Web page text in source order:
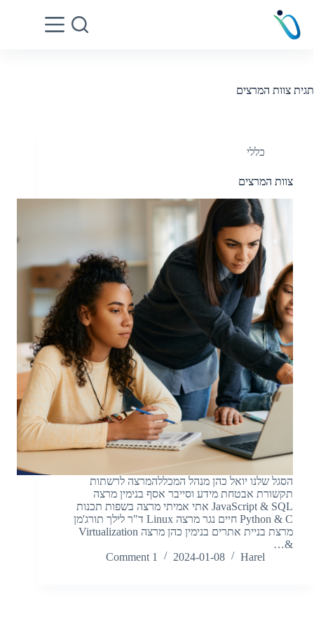
content
תגית צוות המרצים
כללי
צוות המרצים
הסגל שלנו יואל כהן מנהל המכללהמרצה לרשתות
תקשורת אבטחת מידע וסייבר אסף בנימין מרצה
JavaScript & SQL אתי אמיתי מרצה בשפות תכנות
Python & C חיים נגר מרצה Linux ד"ר לילך תורג'מן
מרצת בניית אתרים בנימין כהן מרצה Virtualization
&…
Harel
2024-01-08
1 Comment